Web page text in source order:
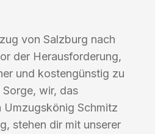
von Salzburg nach
der Herausforderung,
und kostengünstig zu
wir, das
Umzugskönig Schmitz
stehen dir mit unserer